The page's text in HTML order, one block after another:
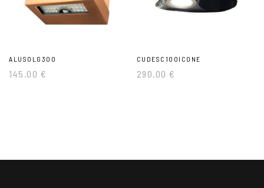
ALUSOLG300
145.00 €
CUDESC100ICONE
290.00 €